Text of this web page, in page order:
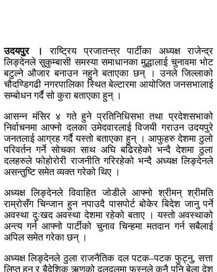
उदयपुुर ।
राष्ट्रिय प्रजातन्त्र पार्टीका अध्यक्ष राजेन्द्र
लिङ्देनले सुकुम्बासी समस्या समाधानका मुद्धालाई चुनावमा भोट
बटुल्ने औजार बनाउन नहुने बताएका छन् । उनले जिल्लाको
चौदण्डिगढी नगरपालिका स्थित बेल्टारमा आयोजित जनसभालाई
सम्बोधन गर्दै सो कुरा बताएका हुन् ।
आसन्न मंसिर ४ गते हुने प्रतिनिधिसभा तथा प्रदेशसभाको
निर्वाचनमा आफ्नो दलका उमेदवारलाई विजयी गराउन उदयपुरे
जनतलाई आग्रह गर्दै यस्तो बताएका हुन् । आफुहरु देशमा ठुलो
परिवर्तन गर्ने सोचका साथ अघि बढिरहेको भन्दै देशमा ठुला
दलहरुले फोहोरोरी राजनीति गरिरहेको भन्दै अध्यक्ष लिङ्देनले
असन्तुष्टि समेत व्यक्त गरेको थिए ।
अध्यक्ष लिङ्देनले विवाहित जोडीले आफ्नो श्रीमन् श्रीमति
राम्रोसँग चिन्जान हुन नपाउदै पासपोर्ट बोकेर बिदेश जानु पर्ने
अवस्था दुःखद अवस्था देशमा रहेको बताए । यस्तो अवस्थाको
अन्त्य गर्न आफ्नो पार्टीको चुनाव चिन्हमा मतदान गर्न सबैलाई
अपिल समेत गरेका छन् ।
अध्यक्ष लिङ्देनले ठुला राजनैतिक दल पटक–पटक फुट्नु, सत्ता
लिप्त हुनु र बैदेशिक ऋणको दलदलमा फस्नुले कुनै पनि बेला देश